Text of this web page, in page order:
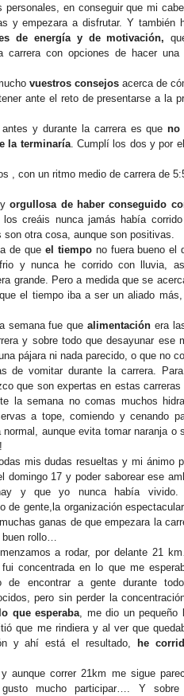
en conseguir que mi
y empezara a disfrutar. Y también
de energía y de motivación,
carrera con opciones de hacer una
vuestros consejosacerca de
ante el reto de presentarse a la
y durante la carrera es queno
la terminaría. Cumplí los dos y por
, con un ritmo medio de carrera de
orgullosa de haber conseguido
los creáis nunca jamás había
otra cosa, aunque son positivas.
de que el tiempo no fuera bueno el
y nunca he corrido con lluvia,
grande. Pero a medida que se
el tiempo iba a ser un aliado
semana fue quealimentaciónera
y sobre todo que desayunar ese
pájara ni nada parecido, o que no
de vomitar durante la carrera.
que son expertas en estas
la semana no comas muchos
a tope, comiendo y cenando
aunque evita tomar naranja o
mis dudas resueltas y mi ánimo
domingo 17 y poder saborear ese
y que yo nunca había vivido.
de gente,la organización
ganas de que empezara la
buen rollo…
a rodar, por delante 21
concentrada en lo que me
de encontrar a gente durante
pero sin perder la
que esperaba, me dio un pequeño
que me rindiera y al ver que
y ahí está el resultado,
he
aunque correr 21km me sigue
mucho participar…. Y sobre